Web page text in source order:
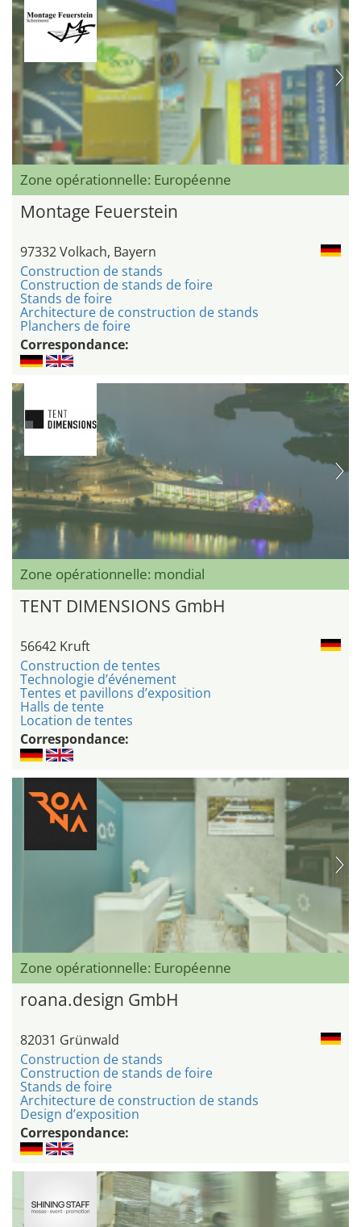
Zone opérationnelle: Européenne
Montage Feuerstein
97332 Volkach, Bayern
Construction de stands
Construction de stands de foire
Stands de foire
Architecture de construction de stands
Planchers de foire
Correspondance:
Zone opérationnelle: mondial
TENT DIMENSIONS GmbH
56642 Kruft
Construction de tentes
Technologie d’événement
Tentes et pavillons d’exposition
Halls de tente
Location de tentes
Correspondance:
Zone opérationnelle: Européenne
roana.design GmbH
82031 Grünwald
Construction de stands
Construction de stands de foire
Stands de foire
Architecture de construction de stands
Design d’exposition
Correspondance: